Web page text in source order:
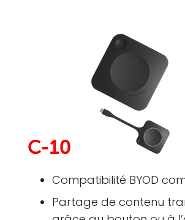
Compatibilité BYOD
Partage de contenu